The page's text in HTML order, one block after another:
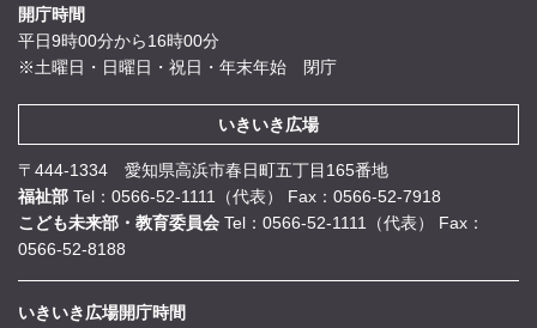
開庁時間
平日9時00分から16時00分
※土曜日・日曜日・祝日・年末年始 閉庁
いきいき広場
〒444-1334 愛知県高浜市春日町五丁目165番地
福祉部 Tel：0566-52-1111（代表）
Fax：0566-52-7918
こども未来部・教育委員会 Tel：0566-52-1111（代表）
Fax：
0566-52-8188
いきいき広場開庁時間